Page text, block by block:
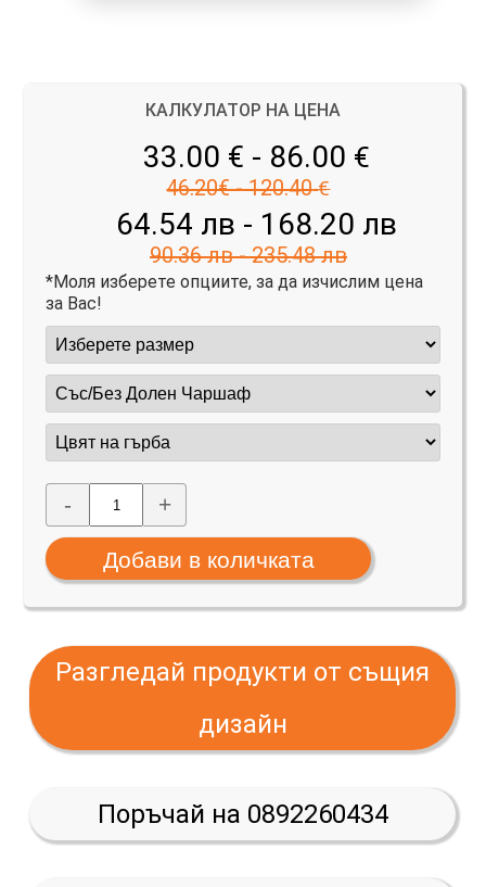
КАЛКУЛАТОР НА ЦЕНА
33.00 € - 86.00 €
46.20€ - 120.40 €
64.54 лв - 168.20 лв
90.36 лв - 235.48 лв
*Моля изберете опциите, за да изчислим цена
за Вас!
- +
Разгледай продукти от същия
дизайн
Поръчай на 0892260434